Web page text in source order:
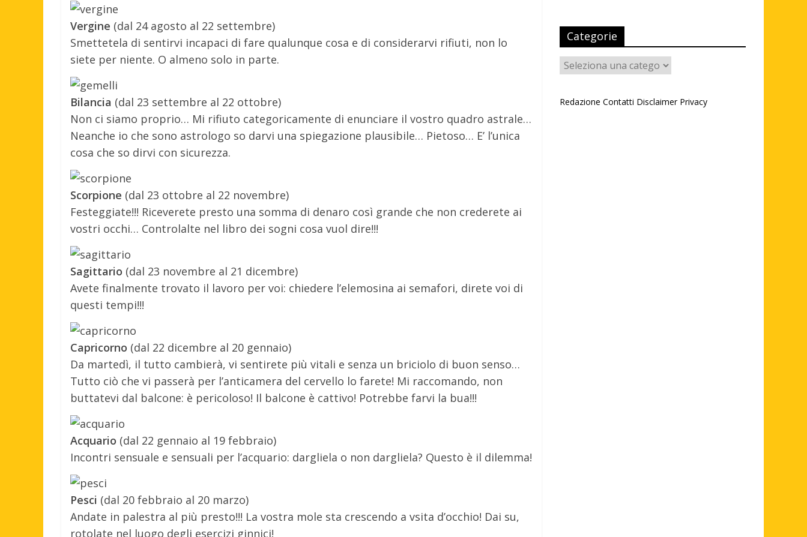
Vergine (dal 24 agosto al 22 settembre)
Smettetela di sentirvi incapaci di fare qualunque cosa e di considerarvi rifiuti, non lo
siete per niente. O almeno solo in parte.
Bilancia (dal 23 settembre al 22 ottobre)
Non ci siamo proprio… Mi rifiuto categoricamente di enunciare il vostro quadro astrale…
Neanche io che sono astrologo so darvi una spiegazione plausibile… Pietoso… E’ l’unica
cosa che so dirvi con sicurezza.
Scorpione (dal 23 ottobre al 22 novembre)
Festeggiate!!! Riceverete presto una somma di denaro così grande che non crederete ai
vostri occhi… Controlalte nel libro dei sogni cosa vuol dire!!!
Sagittario (dal 23 novembre al 21 dicembre)
Avete finalmente trovato il lavoro per voi: chiedere l’elemosina ai semafori, direte voi di
questi tempi!!!
Capricorno (dal 22 dicembre al 20 gennaio)
Da martedì, il tutto cambierà, vi sentirete più vitali e senza un briciolo di buon senso…
Tutto ciò che vi passerà per l’anticamera del cervello lo farete! Mi raccomando, non
buttatevi dal balcone: è pericoloso! Il balcone è cattivo! Potrebbe farvi la bua!!!
Acquario (dal 22 gennaio al 19 febbraio)
Incontri sensuale e sensuali per l’acquario: dargliela o non dargliela? Questo è il dilemma!
Pesci (dal 20 febbraio al 20 marzo)
Andate in palestra al più presto!!! La vostra mole sta crescendo a vsita d’occhio! Dai su,
rotolate nel luogo degli esercizi ginnici!
Categorie
Categorie
Redazione Contatti Disclaimer Privacy